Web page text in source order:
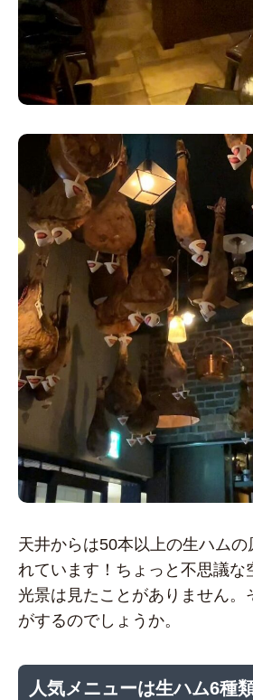
天井からは50本以上の生ハムの
れています！ちょっと不思議な
光景は見たことがありません。
がするのでしょうか。
人気メニューは生ハム6種